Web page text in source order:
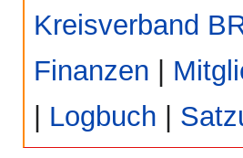
Navigation
SucheKreisverband
Finanzen
Logbuch